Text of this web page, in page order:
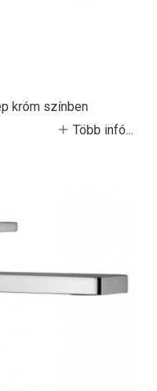
króm színben
Több infó...